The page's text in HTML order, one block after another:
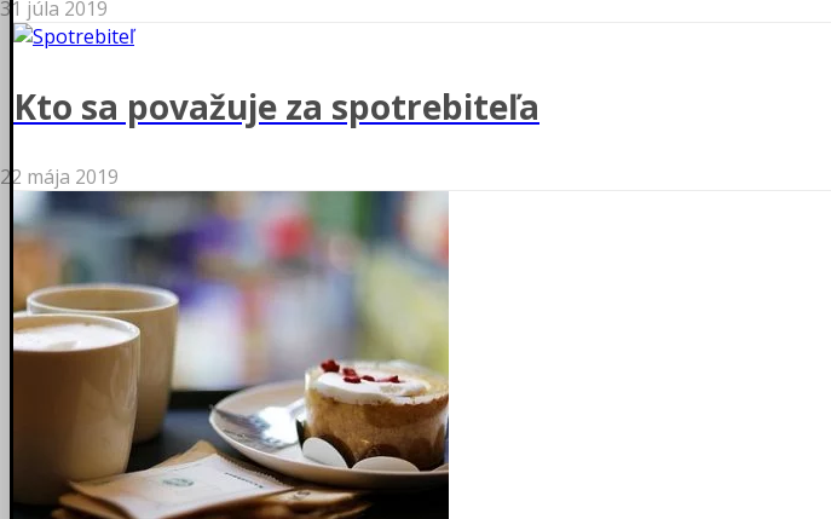
31 júla 2019
Kto sa považuje za spotrebiteľa
22 mája 2019